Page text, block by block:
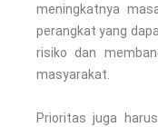
meningkatnya
perangkat yang
risiko dan
masyarakat.
Prioritas juga